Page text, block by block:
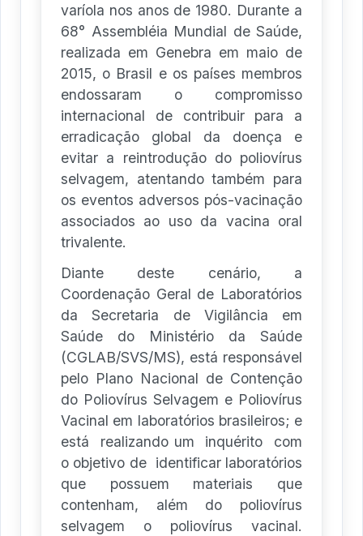
varíola nos anos de 1980. Durante a
68° Assembléia Mundial de Saúde,
realizada em Genebra em maio de
2015, o Brasil e os países membros
endossaram o compromisso
internacional de contribuir para a
erradicação global da doença e
evitar a reintrodução do poliovírus
selvagem, atentando também para
os eventos adversos pós-vacinação
associados ao uso da vacina oral
trivalente.
Diante deste cenário, a
Coordenação Geral de Laboratórios
da Secretaria de Vigilância em
Saúde do Ministério da Saúde
(CGLAB/SVS/MS), está responsável
pelo Plano Nacional de Contenção
do Poliovírus Selvagem e Poliovírus
Vacinal em laboratórios brasileiros; e
está realizando um inquérito com
o objetivo de identificar laboratórios
que possuem materiais que
contenham, além do poliovírus
selvagem o poliovírus vacinal.